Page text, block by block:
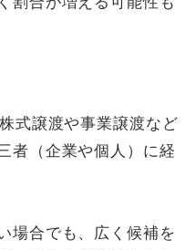
式譲渡や事業譲渡など
者（企業や個人）に経
場合でも、広く候補を